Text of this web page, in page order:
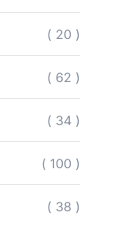
( 20 )
( 62 )
( 34 )
( 100 )
( 38 )